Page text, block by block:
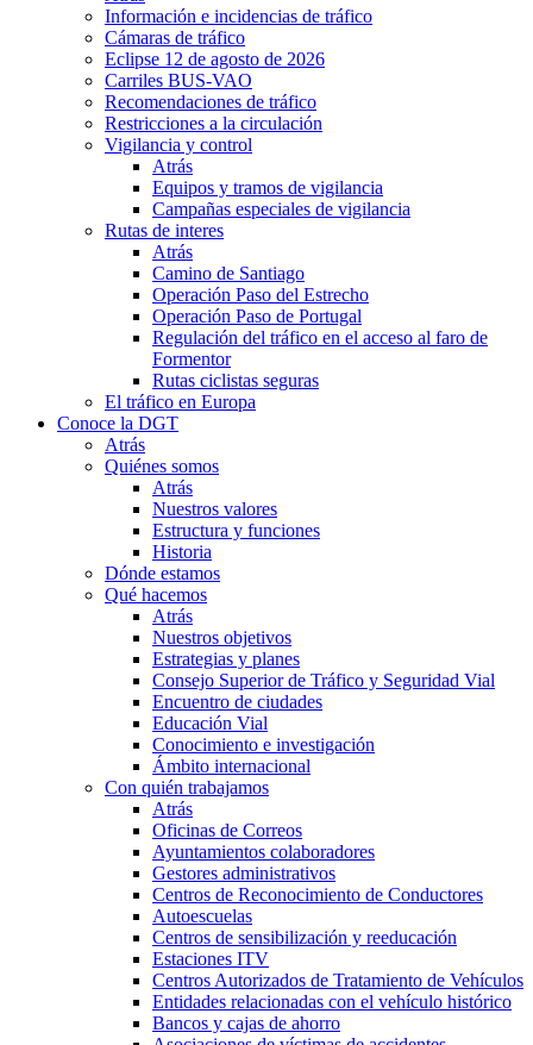
Información e incidencias de tráfico
Cámaras de tráfico
Eclipse 12 de agosto de 2026
Carriles BUS-VAO
Recomendaciones de tráfico
Restricciones a la circulación
Vigilancia y control
Atrás
Equipos y tramos de vigilancia
Campañas especiales de vigilancia
Rutas de interes
Atrás
Camino de Santiago
Operación Paso del Estrecho
Operación Paso de Portugal
Regulación del tráfico en el acceso al faro de
Formentor
Rutas ciclistas seguras
El tráfico en Europa
Conoce la DGT
Atrás
Quiénes somos
Atrás
Nuestros valores
Estructura y funciones
Historia
Dónde estamos
Qué hacemos
Atrás
Nuestros objetivos
Estrategias y planes
Consejo Superior de Tráfico y Seguridad Vial
Encuentro de ciudades
Educación Vial
Conocimiento e investigación
Ámbito internacional
Con quién trabajamos
Atrás
Oficinas de Correos
Ayuntamientos colaboradores
Gestores administrativos
Centros de Reconocimiento de Conductores
Autoescuelas
Centros de sensibilización y reeducación
Estaciones ITV
Centros Autorizados de Tratamiento de Vehículos
Entidades relacionadas con el vehículo histórico
Bancos y cajas de ahorro